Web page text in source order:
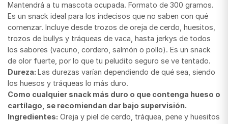
Mantendrá a tu mascota ocupada. Formato de 300 gramos.
Es un snack ideal para los indecisos que no saben con qué
comenzar. Incluye desde trozos de oreja de cerdo, huesitos,
trozos de bullys y tráqueas de vaca, hasta jerkys de todos
los sabores (vacuno, cordero, salmón o pollo). Es un snack
de olor fuerte, por lo que tu peludito seguro se ve tentado.
Dureza: Las durezas varían dependiendo de qué sea, siendo
los huesos y tráqueas lo más duro.
Como cualquier snack más duro o que contenga hueso o
cartílago, se recomiendan dar bajo supervisión.
Ingredientes: Oreja y piel de cerdo, tráquea, pene y huesitos